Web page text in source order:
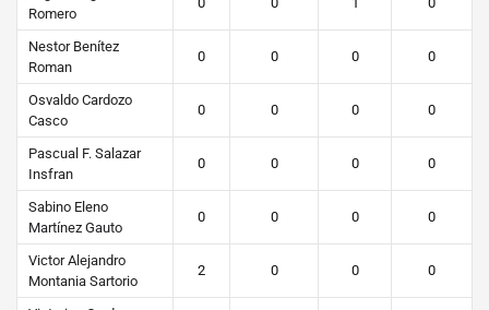
Romero
Nestor Benítez
Roman
0 0 0 0
Osvaldo Cardozo
Casco
0 0 0 0
Pascual F. Salazar
Insfran
0 0 0 0
Sabino Eleno
Martínez Gauto
0 0 0 0
Victor Alejandro
Montania Sartorio
2 0 0 0